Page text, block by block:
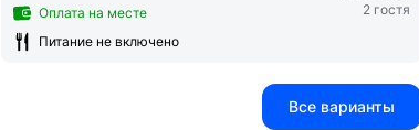
Оплата на месте
Питание не включено
2 гостя
Все варианты